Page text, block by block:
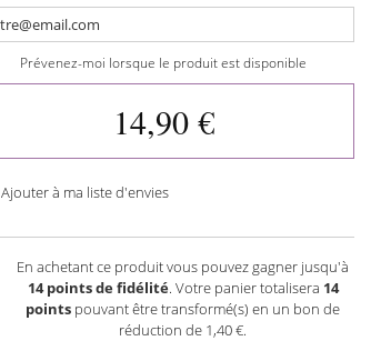
Prévenez-moi lorsque le produit est disponible
14,90 €
Ajouter à ma liste d'envies
En achetant ce produit vous pouvez gagner jusqu'à
14points de fidélité. Votre panier totalisera 14
points pouvant être transformé(s) en un bon de
réduction de 1,40 €.